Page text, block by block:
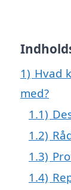
1) Hvad
med?
1.1)
1.2)
1.3)
1.4)